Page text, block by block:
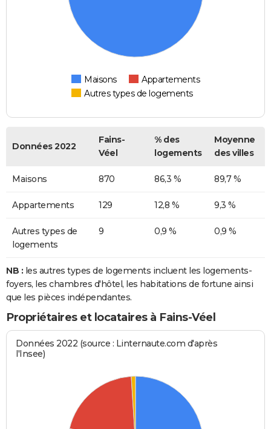
Maisons
Appartements
Autres types de logements
Données 2022
Fains-
Véel
% des
logements
Moyenne
des villes
Maisons 870 86,3 % 89,7 %
Appartements 129 12,8 % 9,3 %
Autres types de
logements
9 0,9 % 0,9 %
NB : les autres types de logements incluent les logements-
foyers, les chambres d'hôtel, les habitations de fortune ainsi
que les pièces indépendantes.
Propriétaires et locataires à Fains-Véel
Données 2022 (source : Linternaute.com d'après
l'Insee)